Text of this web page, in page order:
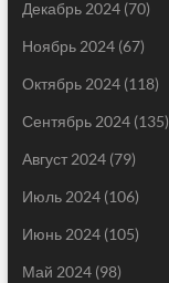
Декабрь 2024(70)
Ноябрь 2024(67)
Октябрь 2024(118)
Сентябрь 2024(135)
Август 2024(79)
Июль 2024(106)
Июнь 2024(105)
Май 2024(98)